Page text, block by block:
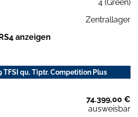
4 (Green)
Zentrallager
anzeigen
TFSI qu. Tiptr. Competition Plus
74.399,00 €
ausweisbar